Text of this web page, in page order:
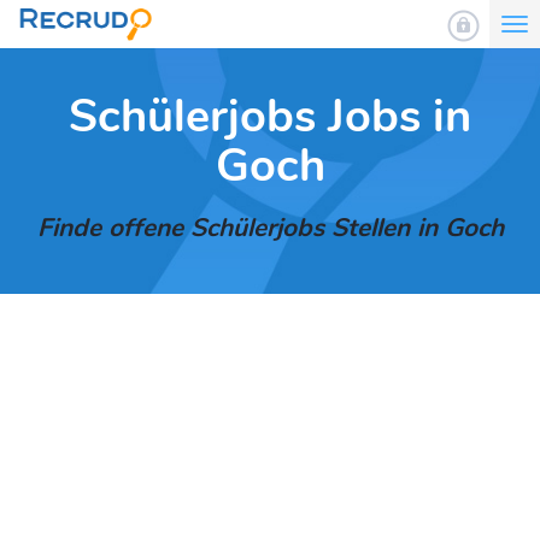
Schülerjobs Jobs in
Goch
Finde offene Schülerjobs Stellen in Goch